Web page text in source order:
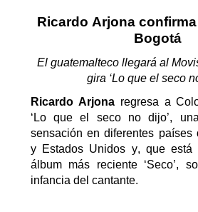
Ricardo Arjona
Bogotá
El guatemalteco llegará al
gira ‘Lo que el seco
Ricardo Arjona regresa a
‘Lo que el seco no dijo’,
sensación en diferentes países
y Estados Unidos y, que está
álbum más reciente ‘Seco’,
infancia del cantante.